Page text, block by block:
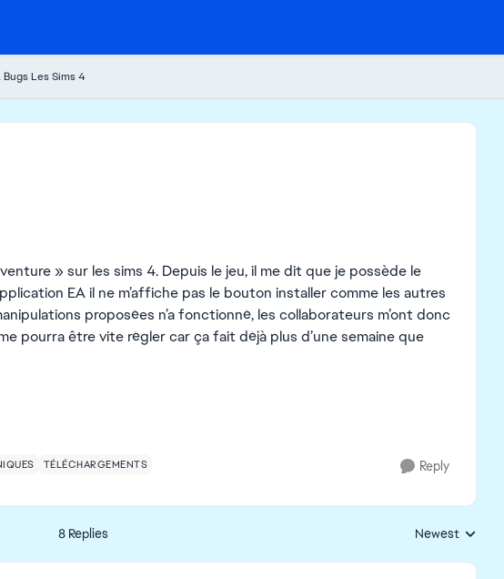
Les Sims 4
» sur les sims 4. Depuis le jeu, il me dit que je possède le
EA il ne m’affiche pas le bouton installer comme les autres
proposées n’a fonctionné, les collaborateurs m’ont donc
pourra être vite régler car ça fait déjà plus d’une semaine que
TÉLÉCHARGEMENTS Reply
8 Replies Replies sorted by
Newest